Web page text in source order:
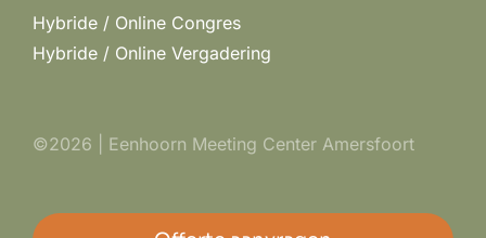
Hybride / Online Congres
Hybride / Online Vergadering
©2026 | Eenhoorn Meeting Center Amersfoort